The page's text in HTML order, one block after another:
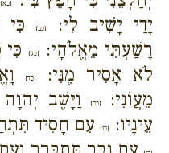
{כא}
יָדַי יָשִׁיב לִי:
{כב}כִּי
רָשַׁעְתִּי מֵאֱלֹהָי:
{כג}כִּי
לֹא אָסִיר מֶנִּי:
{כד}
מֵעֲוֹנִי:{כה}
וַיָּשֶׁב
עֵינָיו:
{כו}עִם חָסִיד